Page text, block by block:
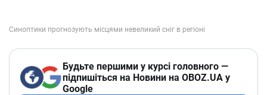
Будьте першими у курсі головного —
підпишіться на Новини на OBOZ.UA у
Google